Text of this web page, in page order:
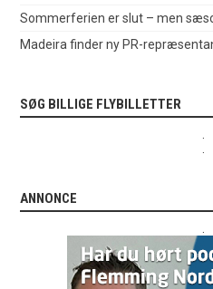
Sommerferien er slut – men
Madeira finder ny PR-
SØG BILLIGE FLYBILLETTER
ANNONCE